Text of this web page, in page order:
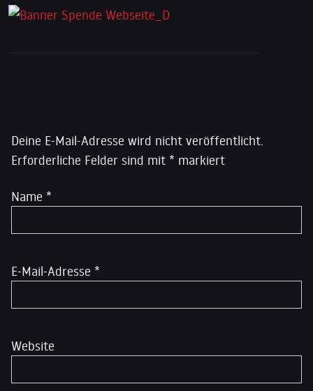
Deine E-Mail-Adresse wird nicht veröffentlicht.
Erforderliche Felder sind mit * markiert
Name *
E-Mail-Adresse *
Website